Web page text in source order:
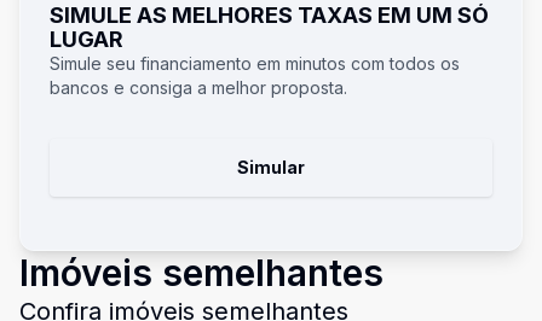
SIMULE AS MELHORES TAXAS EM UM SÓ
LUGAR
Simule seu financiamento em minutos com todos os
bancos e consiga a melhor proposta.
Simular
Imóveis semelhantes
Confira imóveis semelhantes